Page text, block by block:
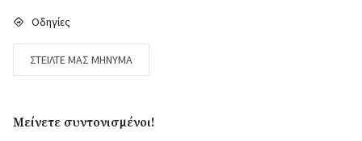
Οδηγίες
ΣΤΕΊΛΤΕ ΜΑΣ ΜΉΝΥΜΑ
Μείνετε συντονισμένοι!